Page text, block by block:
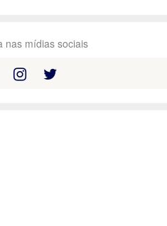
nas mídias sociais